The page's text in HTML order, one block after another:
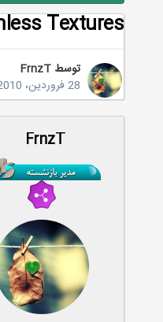
Textures
توسط FrnzT
28 فروردین، 2010
FrnzT